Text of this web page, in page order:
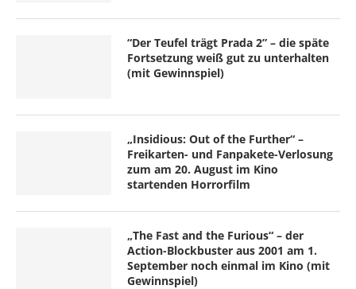
“Der Teufel trägt Prada 2” – die späte
Fortsetzung weiß gut zu unterhalten
(mit Gewinnspiel)
„Insidious: Out of the Further“ –
Freikarten- und Fanpakete-Verlosung
zum am 20. August im Kino
startenden Horrorfilm
„The Fast and the Furious“ – der
Action-Blockbuster aus 2001 am 1.
September noch einmal im Kino (mit
Gewinnspiel)